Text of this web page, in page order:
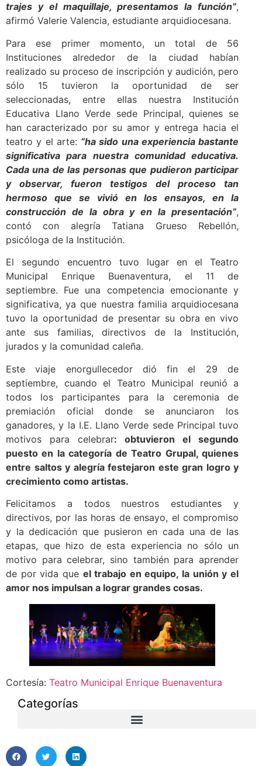
trajes y el maquillaje, presentamos la función”,
afirmó Valerie Valencia, estudiante arquidiocesana.
Para ese primer momento, un total de 56
Instituciones alrededor de la ciudad habían
realizado su proceso de inscripción y audición, pero
sólo 15 tuvieron la oportunidad de ser
seleccionadas, entre ellas nuestra Institución
Educativa Llano Verde sede Principal, quienes se
han caracterizado por su amor y entrega hacia el
teatro y el arte: “ha sido una experiencia bastante
significativa para nuestra comunidad educativa.
Cada una de las personas que pudieron participar
y observar, fueron testigos del proceso tan
hermoso que se vivió en los ensayos, en la
construcción de la obra y en la presentación”,
contó con alegría Tatiana Grueso Rebellón,
psicóloga de la Institución.
El segundo encuentro tuvo lugar en el Teatro
Municipal Enrique Buenaventura, el 11 de
septiembre. Fue una competencia emocionante y
significativa, ya que nuestra familia arquidiocesana
tuvo la oportunidad de presentar su obra en vivo
ante sus familias, directivos de la Institución,
jurados y la comunidad caleña.
Este viaje enorgullecedor dió fin el 29 de
septiembre, cuando el Teatro Municipal reunió a
todos los participantes para la ceremonia de
premiación oficial donde se anunciaron los
ganadores, y la I.E. Llano Verde sede Principal tuvo
motivos para celebrar: obtuvieron el segundo
puesto en la categoría de Teatro Grupal, quienes
entre saltos y alegría festejaron este gran logro y
crecimiento como artistas.
Felicitamos a todos nuestros estudiantes y
directivos, por las horas de ensayo, el compromiso
y la dedicación que pusieron en cada una de las
etapas, que hizo de esta experiencia no sólo un
motivo para celebrar, sino también para aprender
de por vida que el trabajo en equipo, la unión y el
amor nos impulsan a lograr grandes cosas.
Cortesía: Teatro Municipal Enrique Buenaventura
Categorías